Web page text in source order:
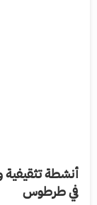
أنشطة تثقيفية
في طرطوس